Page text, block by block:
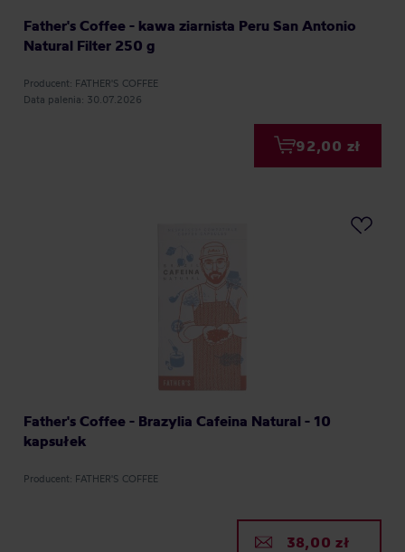
Father's Coffee - kawa ziarnista Peru San Antonio
Natural Filter 250 g
Producent: FATHER'S COFFEE
Data palenia: 30.07.2026
92,00 zł
Father's Coffee - Brazylia Cafeina Natural - 10
kapsułek
Producent: FATHER'S COFFEE
38,00 zł